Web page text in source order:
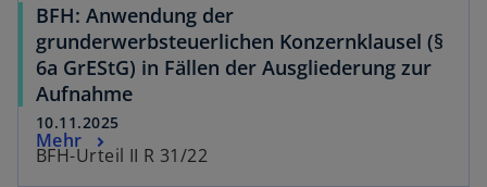
BFH: Anwendung der
grunderwerbsteuerlichen Konzernklausel (§
6a GrEStG) in Fällen der Ausgliederung zur
Aufnahme
10.11.2025
BFH-Urteil II R 31/22
Mehr